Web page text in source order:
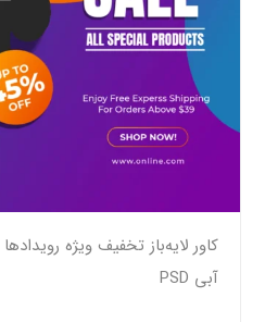
کاور لایه‌باز تخفیف ویژه
آبی PSD